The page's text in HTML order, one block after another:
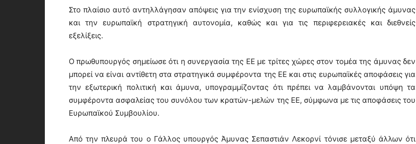
Στο πλαίσιο αυτό αντηλλάγησαν απόψεις για την ενίσχυση της ευρωπαϊκής συλλογικής άμυνας
και την ευρωπαϊκή στρατηγική αυτονομία, καθώς και για τις περιφερειακές και διεθνείς
εξελίξεις.
Ο πρωθυπουργός σημείωσε ότι η συνεργασία της ΕΕ με τρίτες χώρες στον τομέα της άμυνας δεν
μπορεί να είναι αντίθετη στα στρατηγικά συμφέροντα της ΕΕ και στις ευρωπαϊκές αποφάσεις για
την εξωτερική πολιτική και άμυνα, υπογραμμίζοντας ότι πρέπει να λαμβάνονται υπόψη τα
συμφέροντα ασφαλείας του συνόλου των κρατών-μελών της ΕΕ, σύμφωνα με τις αποφάσεις του
Ευρωπαϊκού Συμβουλίου.
Από την πλευρά του ο Γάλλος υπουργός Άμυνας Σεπαστιάν Λεκορνί τόνισε μεταξύ άλλων ότι